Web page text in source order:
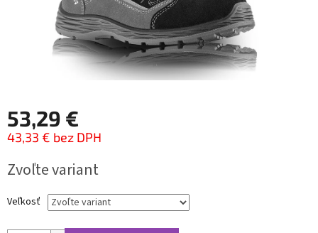
53,29 €
43,33 € bez DPH
cena:
Zvoľte variant
Veľkosť